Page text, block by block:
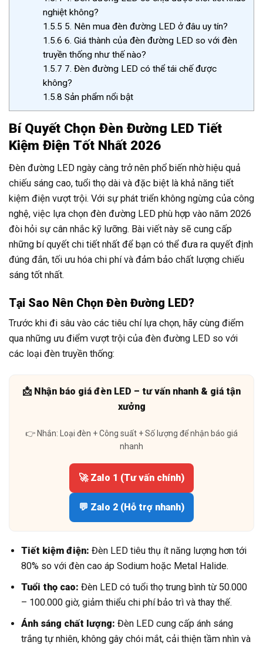
nghiệt không?
1.5.5 5. Nên mua đèn đường LED ở đâu uy tín?
1.5.6 6. Giá thành của đèn đường LED so với đèn
truyền thống như thế nào?
1.5.7 7. Đèn đường LED có thể tái chế được
không?
1.5.8 Sản phẩm nổi bật
Bí Quyết Chọn Đèn Đường LED Tiết
Kiệm Điện Tốt Nhất 2026
Đèn đường LED ngày càng trở nên phổ biến nhờ hiệu quả
chiếu sáng cao, tuổi thọ dài và đặc biệt là khả năng tiết
kiệm điện vượt trội. Với sự phát triển không ngừng của công
nghệ, việc lựa chọn đèn đường LED phù hợp vào năm 2026
đòi hỏi sự cân nhắc kỹ lưỡng. Bài viết này sẽ cung cấp
những bí quyết chi tiết nhất để bạn có thể đưa ra quyết định
đúng đắn, tối ưu hóa chi phí và đảm bảo chất lượng chiếu
sáng tốt nhất.
Tại Sao Nên Chọn Đèn Đường LED?
Trước khi đi sâu vào các tiêu chí lựa chọn, hãy cùng điểm
qua những ưu điểm vượt trội của đèn đường LED so với
các loại đèn truyền thống:
📩 Nhận báo giá đèn LED – tư vấn nhanh & giá tận
xưởng
👉 Nhắn: Loại đèn + Công suất + Số lượng để nhận báo giá
nhanh
🚀 Zalo 1 (Tư vấn chính)
💬 Zalo 2 (Hỗ trợ nhanh)
Tiết kiệm điện: Đèn LED tiêu thụ ít năng lượng hơn tới
80% so với đèn cao áp Sodium hoặc Metal Halide.
Tuổi thọ cao: Đèn LED có tuổi thọ trung bình từ 50.000
– 100.000 giờ, giảm thiểu chi phí bảo trì và thay thế.
Ánh sáng chất lượng: Đèn LED cung cấp ánh sáng
trắng tự nhiên, không gây chói mắt, cải thiện tầm nhìn và